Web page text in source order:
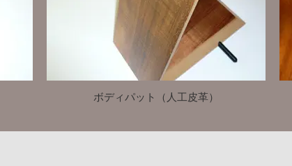
ボディパット（人工皮革）